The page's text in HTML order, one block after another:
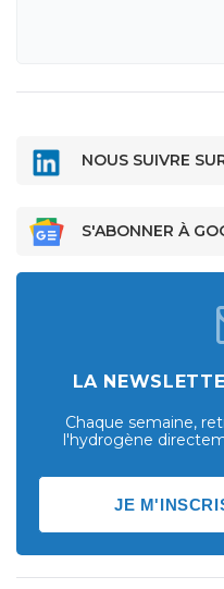
NOUS SUIVRE
S'ABONNER À
LA
Chaque semaine,
l'hydrogène
JE